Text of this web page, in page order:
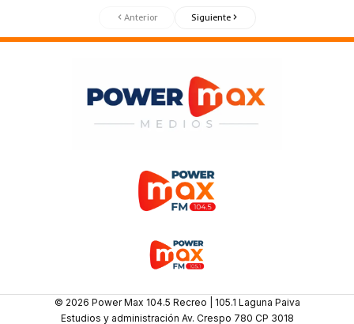
Anterior Siguiente
© 2026 Power Max 104.5 Recreo | 105.1 Laguna Paiva
Estudios y administración Av. Crespo 780 CP 3018